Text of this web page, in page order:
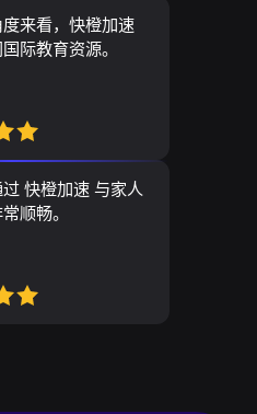
来看，快橙加速
际教育资源。
快橙加速 与家人
顺畅。